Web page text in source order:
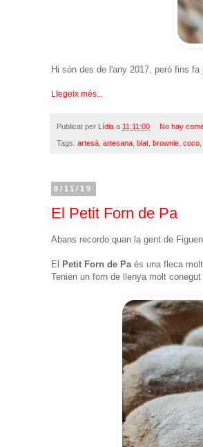
Hi són des de l'any 2017, però fins
Llegeix més...
Publicat per Lídia a 11:11:00 No hay
Tags: artesà, artesana, blat, brownie, coco,
8/11/19
El Petit Forn de Pa
Abans recordo quan la gent de
El Petit Forn de Paés una fleca molt
Tenien un forn de llenya molt